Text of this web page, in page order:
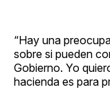
“Hay una
sobre si pueden
Gobierno. Yo
hacienda es para